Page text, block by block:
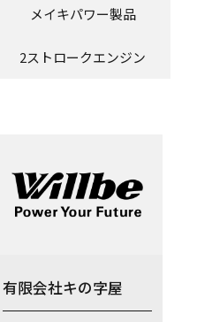
メイキパワー製品
2ストロークエンジン
有限会社キの字屋